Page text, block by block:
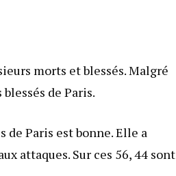
morts et blessés. Malgré
de Paris.
de Paris est bonne. Elle a
attaques. Sur ces 56, 44 sont